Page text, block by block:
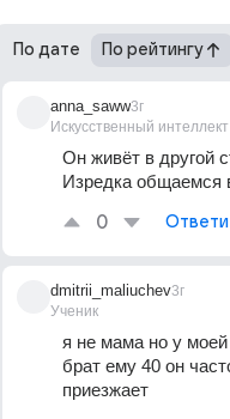
По дате По рейтингу
anna_saww
Искусственный интеллект
3г
Он живёт в другой
Изредка общаемся
0
dmitrii_maliuchev
Ученик
3г
я не мама но у
брат ему 40 он
приезжает